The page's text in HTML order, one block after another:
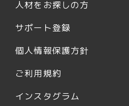
人材をお探しの方
サポート登録
個人情報保護方針
ご利用規約
インスタグラム